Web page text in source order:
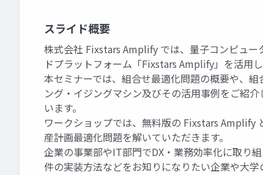
スライド概要
株式会社 Fixstars Amplify では、量子コンピュ
ドプラットフォーム「Fixstars Amplify」を活用
本セミナーでは、組合せ最適化問題の概要や、
ング・イジングマシン及びその活用事例をご紹
います。
ワークショップでは、無料版の Fixstars Amplify
産計画最適化問題を解いていただきます。
企業の事業部やIT部門でDX・業務効率化に取り
件の実装方法などをお知りになりたい企業や大